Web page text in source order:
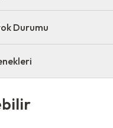
Durumu